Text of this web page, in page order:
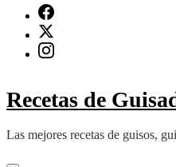
Recetas de
Las mejores recetas de guisos,